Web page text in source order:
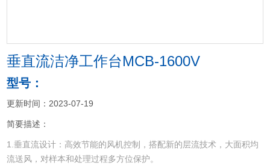
垂直流洁净工作台MCB-1600V
型号：
更新时间：2023-07-19
简要描述：
1.垂直流设计：高效节能的风机控制，搭配新的层流技术，大面积均
流送风，对样本和处理过程多方位保护。